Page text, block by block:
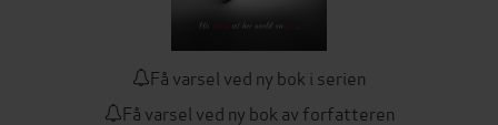
Få varsel ved ny bok i serien
Få varsel ved ny bok av forfatteren